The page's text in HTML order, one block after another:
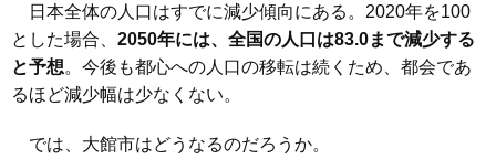
日本全体の人口はすでに減少傾向にある。2020年を100
とした場合、 2050年には、全国の人口は83.0まで減少する
と予想。今後も都心への人口の移転は続くため、都会であ
るほど減少幅は少なくない。
では、大館市はどうなるのだろうか。